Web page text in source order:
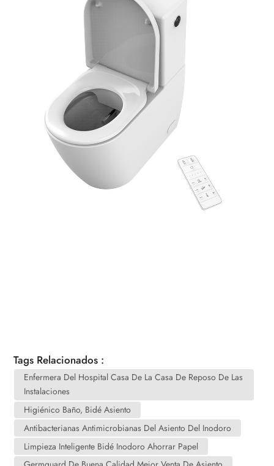
Tags Relacionados :
Enfermera Del Hospital Casa De La Casa De Reposo De Las
Instalaciones
Higiénico Baño, Bidé Asiento
Antibacterianas Antimicrobianas Del Asiento Del Inodoro
Limpieza Inteligente Bidé Inodoro Ahorrar Papel